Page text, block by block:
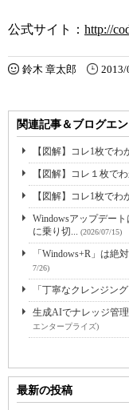
公式サイト： http://
鈴木 章太郎 2013/
関連記事＆ブログエ
【図解】コレ1枚で
【図解】コレ１枚で
【図解】コレ1枚で
Windowsアップデー
に乗り切... (2026/07/15)
「Windows+R」は絶
7/26)
「丁寧なクレンジン
生成AIでナレッジ管
エンタープライズ)
最新の投稿